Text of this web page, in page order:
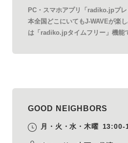
PC・スマホアプリ「radiko.jpプ
本全国どこにいてもJ-WAVEが楽
は「radiko.jpタイムフリー」機能
GOOD NEIGHBORS
月・火・水・木曜 13:00-